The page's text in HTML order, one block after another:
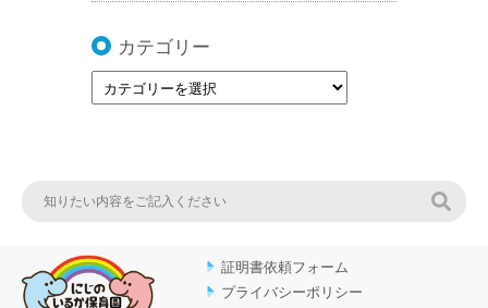
カテゴリー
証明書依頼フォーム
プライバシーポリシー